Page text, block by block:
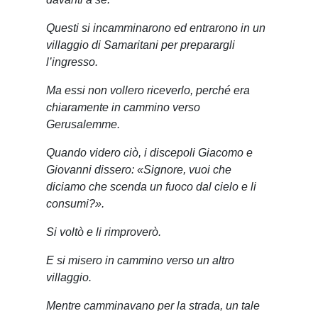
Questi si incamminarono ed entrarono in un
villaggio di Samaritani per preparargli
l’ingresso.
Ma essi non vollero riceverlo, perché era
chiaramente in cammino verso
Gerusalemme.
Quando videro ciò, i discepoli Giacomo e
Giovanni dissero: «Signore, vuoi che
diciamo che scenda un fuoco dal cielo e li
consumi?».
Si voltò e li rimproverò.
E si misero in cammino verso un altro
villaggio.
Mentre camminavano per la strada, un tale